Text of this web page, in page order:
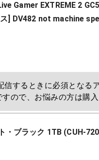
Gamer EXTREME 2
] DV482 not machine
するときに必須となる
ので、お悩みの方は購入
ブラック 1TB (CUH-